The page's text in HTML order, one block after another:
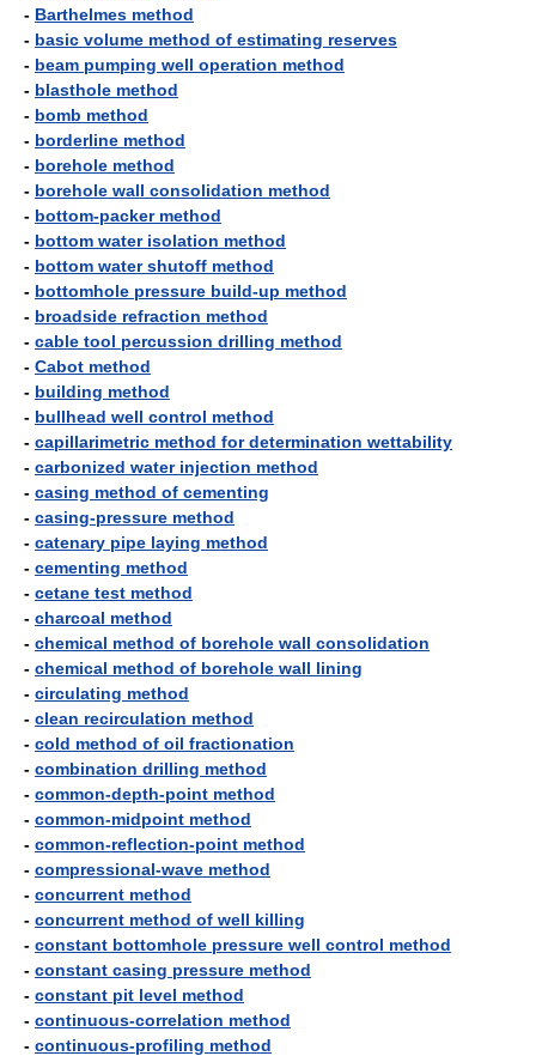
- Barthelmes method
- basic volume method of estimating reserves
- beam pumping well operation method
- blasthole method
- bomb method
- borderline method
- borehole method
- borehole wall consolidation method
- bottom-packer method
- bottom water isolation method
- bottom water shutoff method
- bottomhole pressure build-up method
- broadside refraction method
- cable tool percussion drilling method
- Cabot method
- building method
- bullhead well control method
- capillarimetric method for determination wettability
- carbonized water injection method
- casing method of cementing
- casing-pressure method
- catenary pipe laying method
- cementing method
- cetane test method
- charcoal method
- chemical method of borehole wall consolidation
- chemical method of borehole wall lining
- circulating method
- clean recirculation method
- cold method of oil fractionation
- combination drilling method
- common-depth-point method
- common-midpoint method
- common-reflection-point method
- compressional-wave method
- concurrent method
- concurrent method of well killing
- constant bottomhole pressure well control method
- constant casing pressure method
- constant pit level method
- continuous-correlation method
- continuous-profiling method